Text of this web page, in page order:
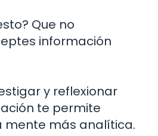
Que no
información
y reflexionar
te permite
mente más analítica.